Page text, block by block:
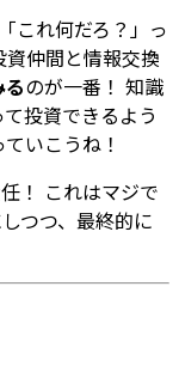
これ何だろ？」っ
仲間と情報交換
のが一番！ 知識
投資できるよう
いこうね！
！ これはマジで
つつ、最終的に